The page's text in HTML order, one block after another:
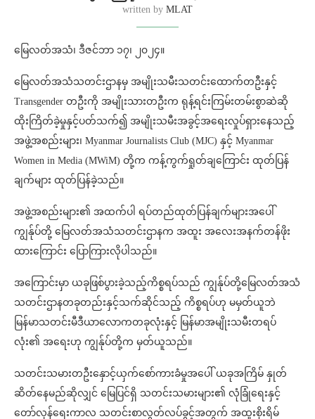
written by MLAT
မြေလတ်အသံ၊ ဒီဇင်ဘာ ၁၇၊ ၂၀၂၄။
မြေလတ်အသံသတင်းဌာနမှ အမျိုးသမီးသတင်းထောက်တဦးနှင့်
Transgender တဦးကို အမျိုးသားတဦးက ရုန့်ရင်းကြမ်းတမ်းစွာဆဲဆို
ထိုးကြိတ်ခဲ့မှုနှင့်ပတ်သက်၍ အမျိုးသမီးအခွင့်အရေးလှုပ်ရှားနေသည့်
အဖွဲ့အစည်းများ၊ Myanmar Journalists Club (MJC) နှင့် Myanmar
Women in Media (MWiM) တို့က ကန့်ကွက်ရှုတ်ချကြောင်း ထုတ်ပြန်
ချက်များ ထုတ်ပြန်ခဲ့သည်။
အဖွဲ့အစည်းများ၏ အထက်ပါ ရပ်တည်ထုတ်ပြန်ချက်များအပေါ်
ကျွန်ုပ်တို့ မြေလတ်အသံသတင်းဌာနက အထူး အလေးအနက်တန်ဖိုး
ထားကြောင်း ပြောကြားလိုပါသည်။
အကြောင်းမှာ ယခုဖြစ်ပွားခဲ့သည့်ကိစ္စရပ်သည် ကျွန်ုပ်တို့မြေလတ်အသံ
သတင်းဌာနတခုတည်းနှင့်သက်ဆိုင်သည့် ကိစ္စရပ်ဟု မမှတ်ယူဘဲ
မြန်မာသတင်းမီဒီယာလောကတခုလုံးနှင့် မြန်မာအမျိုးသမီးတရပ်
လုံး၏ အရေးဟု ကျွန်ုပ်တို့က မှတ်ယူသည်။
သတင်းသမားတဦးနှောင့်ယှက်စော်ကားခံမှုအပေါ် ယခုအကြိမ် နှုတ်
ဆိတ်နေမည်ဆိုလျှင် မြေပြင်ရှိ သတင်းသမားများ၏ လုံခြုံရေးနှင့်
တော်လှန်ရေးကာလ သတင်းစာလွတ်လပ်ခွင့်အတွက် အထူးစိုးရိမ်